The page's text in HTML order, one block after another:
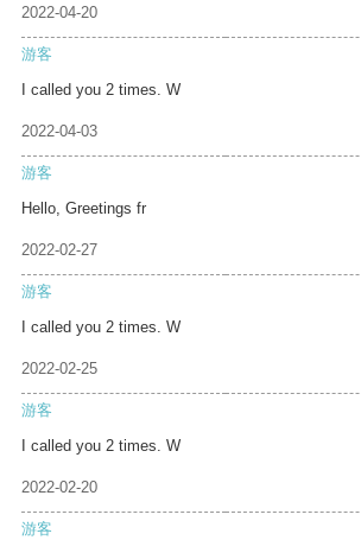
2022-04-20
游客
I called you 2 times. W
2022-04-03
游客
Hello, Greetings fr
2022-02-27
游客
I called you 2 times. W
2022-02-25
游客
I called you 2 times. W
2022-02-20
游客